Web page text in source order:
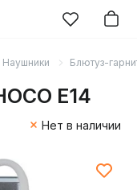
Наушники Блютуз-
E14
Нет в наличии